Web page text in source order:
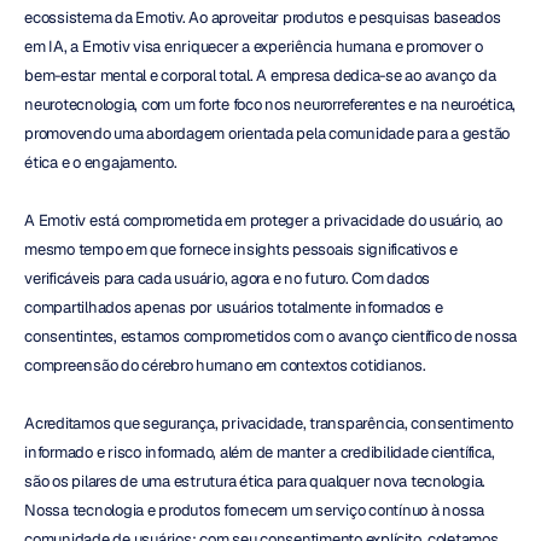
ecossistema da Emotiv. Ao aproveitar produtos e pesquisas baseados
em IA, a Emotiv visa enriquecer a experiência humana e promover o
bem-estar mental e corporal total. A empresa dedica-se ao avanço da
neurotecnologia, com um forte foco nos neurorreferentes e na neuroética,
promovendo uma abordagem orientada pela comunidade para a gestão
ética e o engajamento.
A Emotiv está comprometida em proteger a privacidade do usuário, ao
mesmo tempo em que fornece insights pessoais significativos e
verificáveis para cada usuário, agora e no futuro. Com dados
compartilhados apenas por usuários totalmente informados e
consentintes, estamos comprometidos com o avanço científico de nossa
compreensão do cérebro humano em contextos cotidianos.
Acreditamos que segurança, privacidade, transparência, consentimento
informado e risco informado, além de manter a credibilidade científica,
são os pilares de uma estrutura ética para qualquer nova tecnologia.
Nossa tecnologia e produtos fornecem um serviço contínuo à nossa